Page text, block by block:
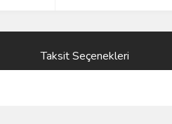
Taksit Seçenekleri